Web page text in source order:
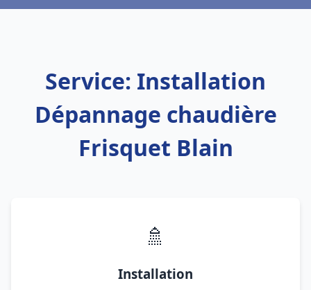
Service: Installation
Dépannage chaudière
Frisquet Blain
🚿
Installation